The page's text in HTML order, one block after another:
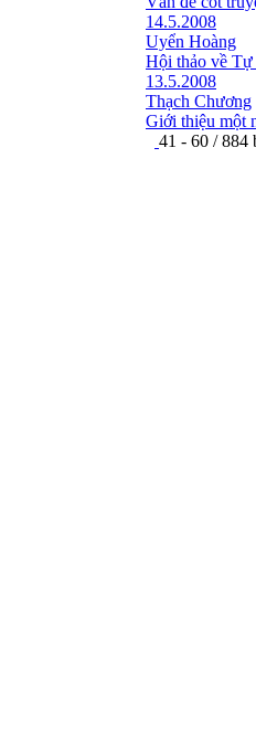
14.5.2008
Uyển Hoàng
Hội thảo về Tự
13.5.2008
Thạch Chương
Giới thiệu một
41 - 60 / 884